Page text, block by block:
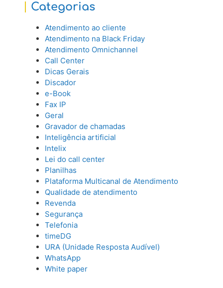
Categorias
Atendimento ao cliente
Atendimento na Black Friday
Atendimento Omnichannel
Call Center
Dicas Gerais
Discador
e-Book
Fax IP
Geral
Gravador de chamadas
Inteligência artificial
Intelix
Lei do call center
Planilhas
Plataforma Multicanal de Atendimento
Qualidade de atendimento
Revenda
Segurança
Telefonia
timeDG
URA (Unidade Resposta Audível)
WhatsApp
White paper